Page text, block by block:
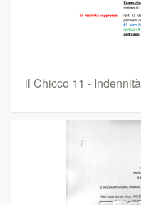
il Chicco 11 -